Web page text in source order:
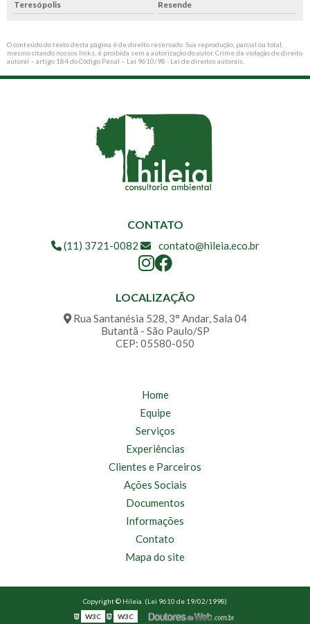
Teresópolis Resende
O conteúdo do texto desta página é de direito reservado. Sua reprodução, parcial ou total,
mesmo citando nossos links, é proibida sem a autorização do autor. Crime de violação de direito
autoral – artigo 184 do Código Penal – Lei 9610/98 - Lei de direitos autorais
CONTATO
(11) 3721-0082 contato@hileia.eco.br
LOCALIZAÇÃO
Rua Santanésia 528, 3° Andar, Sala 04
Butantã - São Paulo/SP
CEP: 05580-050
Home
Equipe
Serviços
Experiências
Clientes e Parceiros
Ações Sociais
Documentos
Informações
Contato
Mapa do site
Copyright © Hileia. (Lei 9610 de 19/02/1998)
W3C
W3C